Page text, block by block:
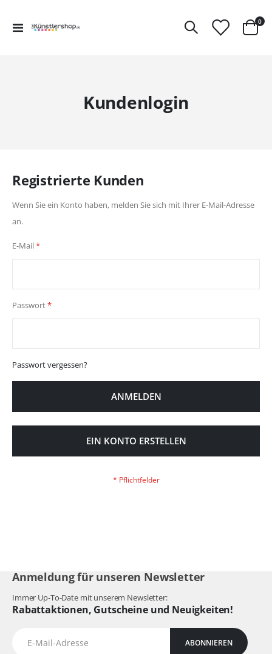
Navigation
0
Kundenlogin
Registrierte Kunden
Wenn Sie ein Konto haben, melden Sie sich mit Ihrer E-Mail-Adresse
an.
E-Mail
Passwort
Passwort vergessen?
ANMELDEN
EIN KONTO ERSTELLEN
Anmeldung für unseren Newsletter
Immer Up-To-Date mit unserem Newsletter:
Rabattaktionen, Gutscheine und Neuigkeiten!
ABONNIEREN